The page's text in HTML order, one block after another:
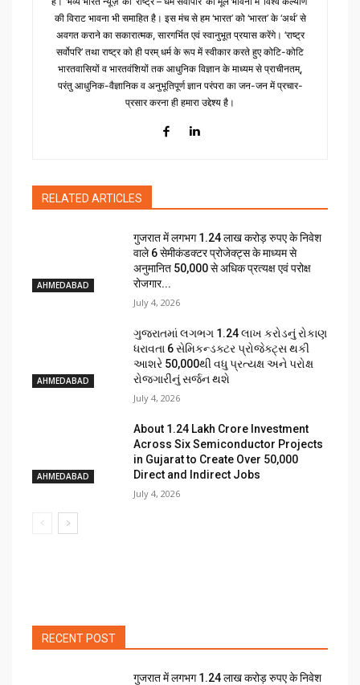
की विराट भावना भी समाहित है। इस मंच से हम ‘भारत’ को ‘भारत’ के ‘अर्थ’ से
अवगत कराने का सकारात्मक, सारगर्भित एवं स्वानुभूत प्रयास करेंगे। ‘राष्ट्र
सर्वोपरि’ तथा राष्ट्र को ही परम् धर्म के रूप में स्वीकार करते हुए कोटि-कोटि
भारतवासियों व भारतवंशियों तक आधुनिक विज्ञान के माध्यम से प्राचीनतम्,
परंतु आधुनिक-वैज्ञानिक व अनुभूतिपूर्ण ज्ञान परंपरा का जन-जन में प्रचार-
प्रसार करना ही हमारा उद्देश्य है।
RELATED ARTICLES
AHMEDABAD
गुजरात में लगभग 1.24 लाख करोड़ रुपए के निवेश
वाले 6 सेमीकंडक्टर प्रोजेक्ट्स के माध्यम से
अनुमानित 50,000 से अधिक प्रत्यक्ष एवं परोक्ष
रोजगार...
July 4, 2026
AHMEDABAD
ગુજરાતમાં લગભગ ₹1.24 લાખ કરોડનું રોકાણ
ધરાવતા 6 સેમિકન્ડક્ટર પ્રોજેક્ટ્સ થકી
આશરે 50,000થી વધુ પ્રત્યક્ષ અને પરોક્ષ
રોજગારીનું સર્જન થશે
July 4, 2026
AHMEDABAD
About ₹1.24 Lakh Crore Investment
Across Six Semiconductor Projects
in Gujarat to Create Over 50,000
Direct and Indirect Jobs
July 4, 2026
RECENT POST
गुजरात में लगभग 1.24 लाख करोड़ रुपए के निवेश